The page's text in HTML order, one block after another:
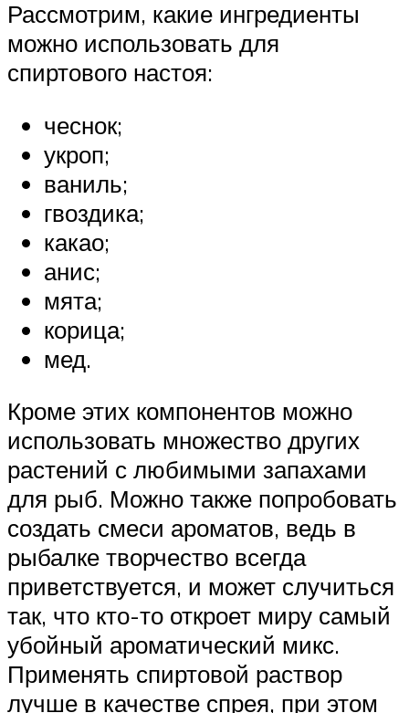
Рассмотрим, какие ингредиенты
можно использовать для
спиртового настоя:
чеснок;
укроп;
ваниль;
гвоздика;
какао;
анис;
мята;
корица;
мед.
Кроме этих компонентов можно
использовать множество других
растений с любимыми запахами
для рыб. Можно также попробовать
создать смеси ароматов, ведь в
рыбалке творчество всегда
приветствуется, и может случиться
так, что кто-то откроет миру самый
убойный ароматический микс.
Применять спиртовой раствор
лучше в качестве спрея, при этом